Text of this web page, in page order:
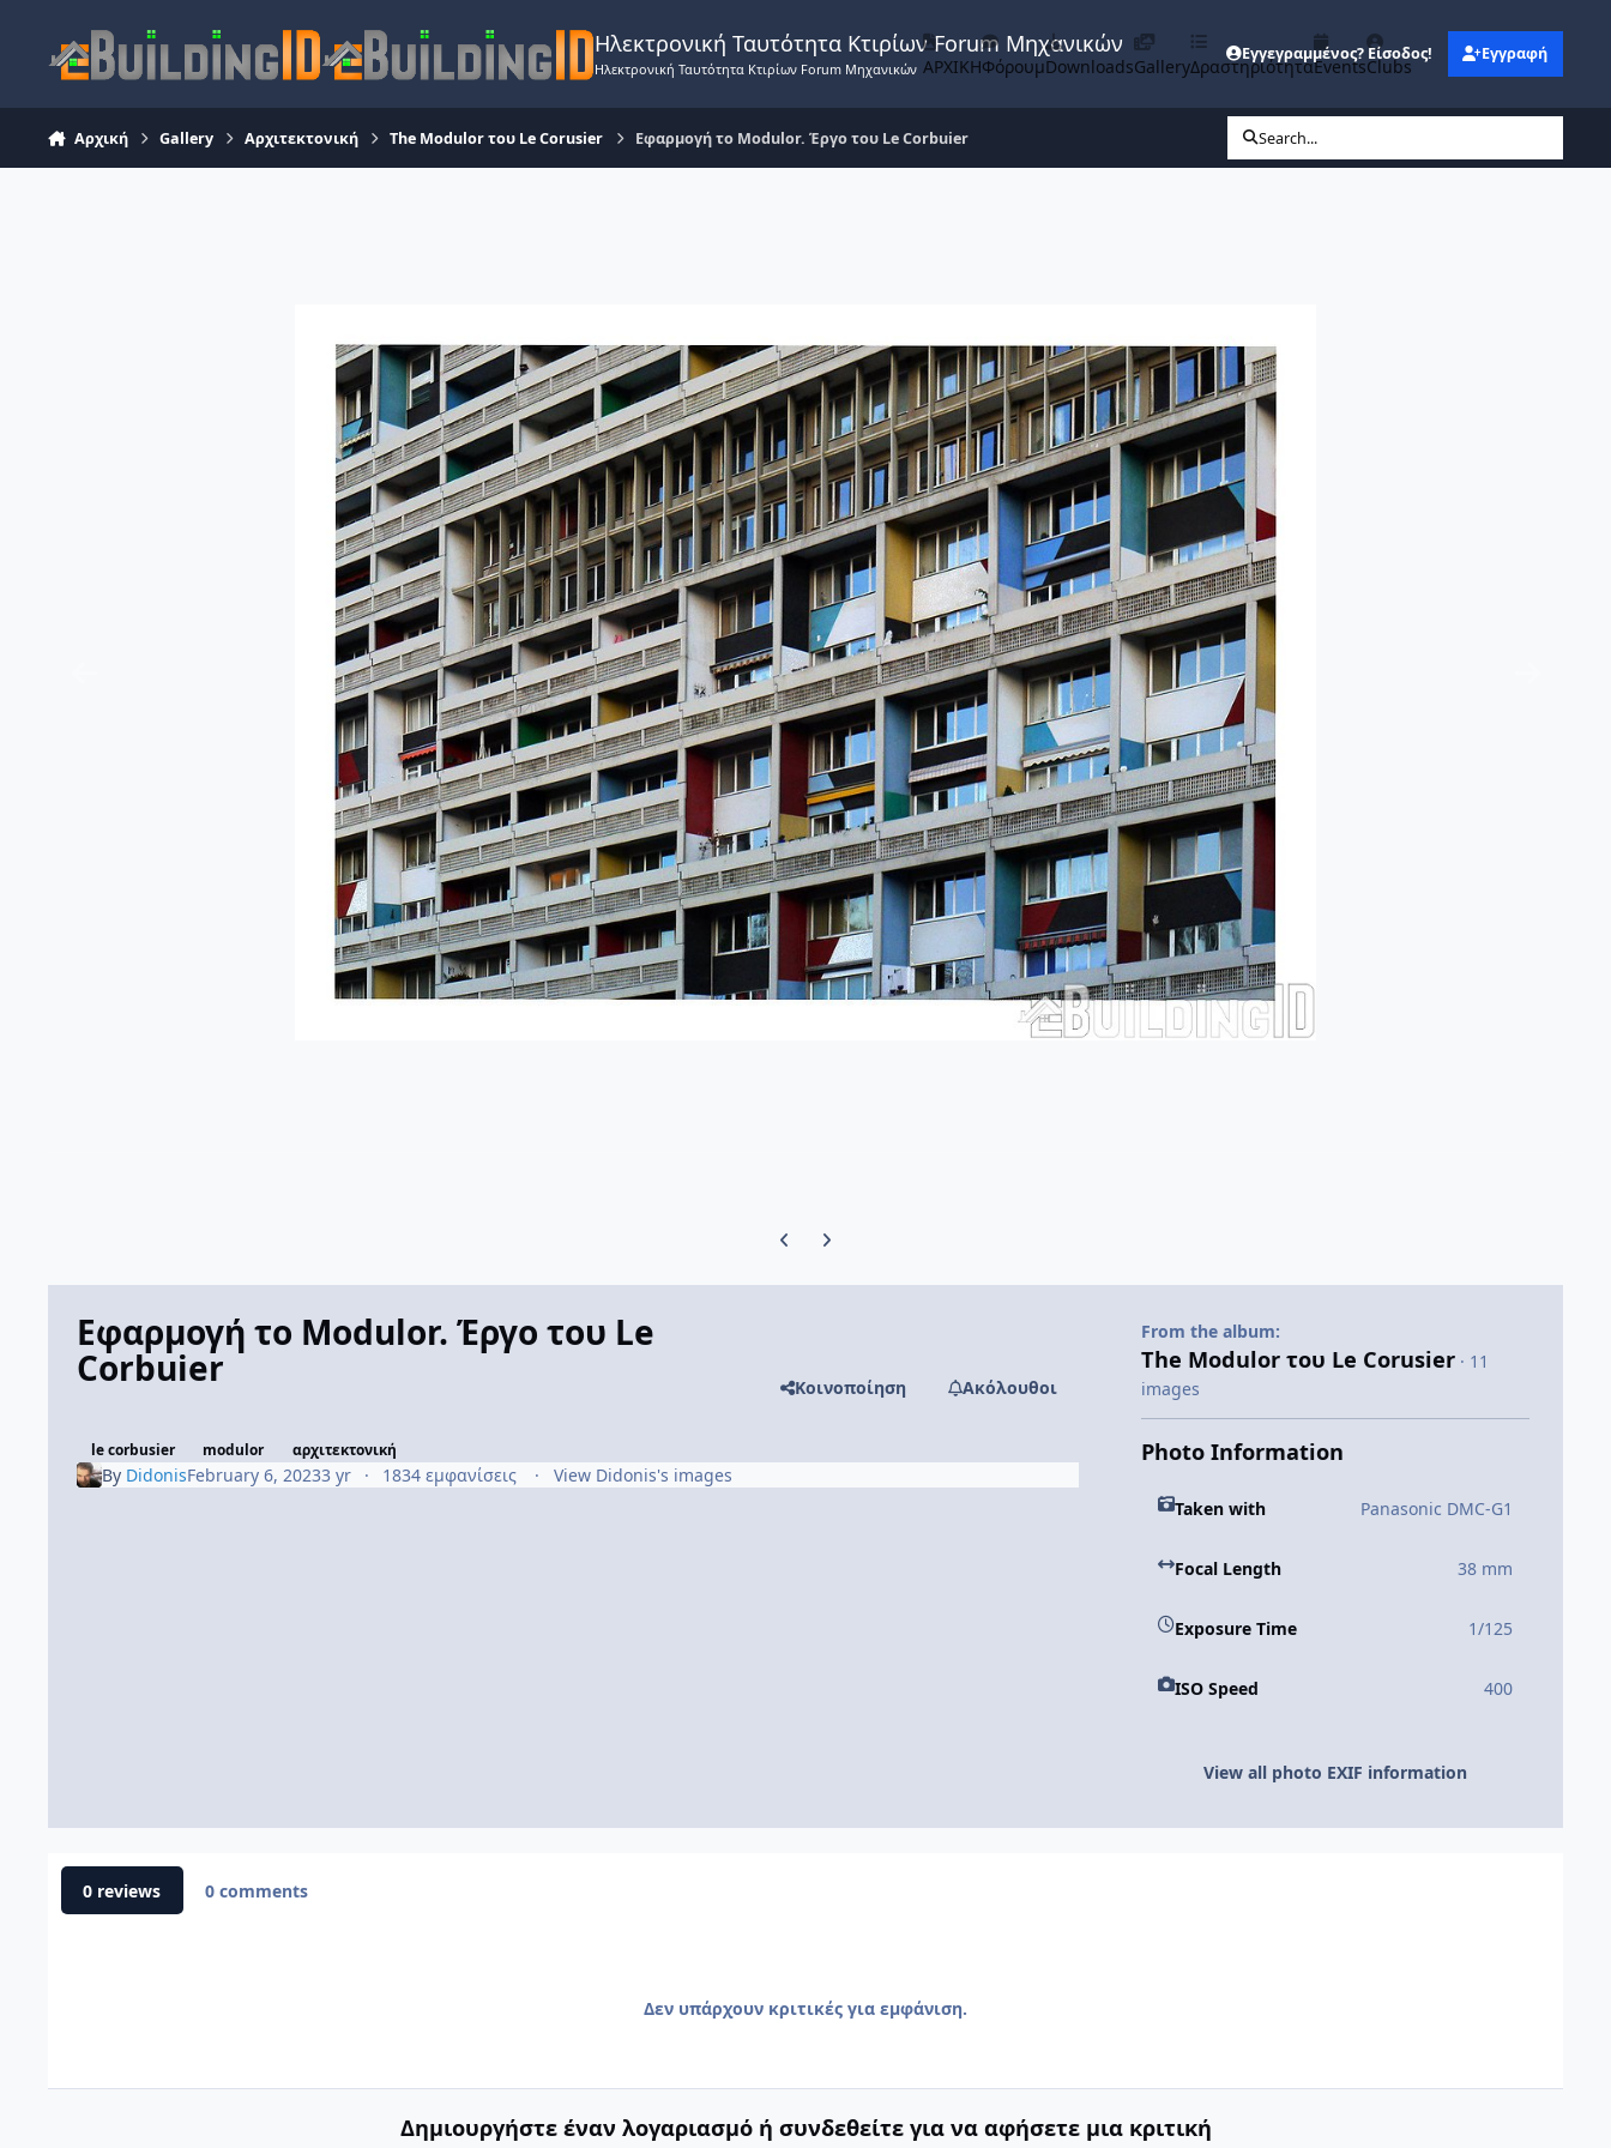
Ηλεκτρονική Ταυτότητα Κτιρίων Forum Μηχανικών
Ηλεκτρονική Ταυτότητα Κτιρίων Forum Μηχανικών ΑΡΧΙΚΗΦόρουμDownloadsGalleryΔραστηριότηταEventsClubs
Εγγεγραμμένος? Είσοδος! Εγγραφή
Αρχική Gallery Αρχιτεκτονική The Modulor του Le Corusier Εφαρμογή το Modulor. Έργο του Le Corbuier Search...
Previous carousel slide
Next carousel slide
Εφαρμογή το Modulor. Έργο του Le
Corbuier
le corbusier modulor αρχιτεκτονική
Κοινοποίηση Ακόλουθοι
By DidonisFebruary 6, 20233 yr 1834 εμφανίσεις View Didonis's images
From the album:
The Modulor του Le Corusier · 11
images
Photo Information
Taken with Panasonic DMC-G1
Focal Length 38 mm
Exposure Time 1/125
ISO Speed 400
View all photo EXIF information
0 reviews 0 comments
Δεν υπάρχουν κριτικές για εμφάνιση.
Δημιουργήστε έναν λογαριασμό ή συνδεθείτε για να αφήσετε μια κριτική